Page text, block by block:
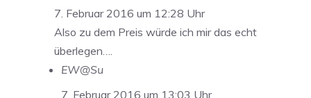
7. Februar 2016 um 12:28 Uhr
Also zu dem Preis würde ich mir das echt
überlegen….
EW@Su
7. Februar 2016 um 13:03 Uhr